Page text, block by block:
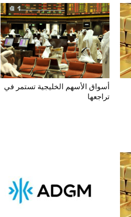
أسواق الأسهم الخليجية تستمر في
تراجعها‎